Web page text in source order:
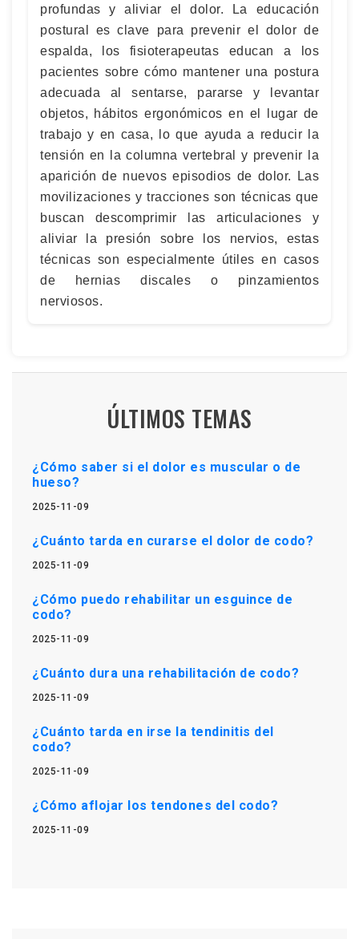
profundas y aliviar el dolor. La educación
postural es clave para prevenir el dolor de
espalda, los fisioterapeutas educan a los
pacientes sobre cómo mantener una postura
adecuada al sentarse, pararse y levantar
objetos, hábitos ergonómicos en el lugar de
trabajo y en casa, lo que ayuda a reducir la
tensión en la columna vertebral y prevenir la
aparición de nuevos episodios de dolor. Las
movilizaciones y tracciones son técnicas que
buscan descomprimir las articulaciones y
aliviar la presión sobre los nervios, estas
técnicas son especialmente útiles en casos
de hernias discales o pinzamientos
nerviosos.
ÚLTIMOS TEMAS
¿Cómo saber si el dolor es muscular o de
hueso?
2025-11-09
¿Cuánto tarda en curarse el dolor de codo?
2025-11-09
¿Cómo puedo rehabilitar un esguince de
codo?
2025-11-09
¿Cuánto dura una rehabilitación de codo?
2025-11-09
¿Cuánto tarda en irse la tendinitis del
codo?
2025-11-09
¿Cómo aflojar los tendones del codo?
2025-11-09